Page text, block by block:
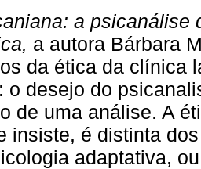
a psicanálise
a autora Bárbara
da ética da clínica
o desejo do
de uma análise. A
insiste, é distinta
adaptativa,